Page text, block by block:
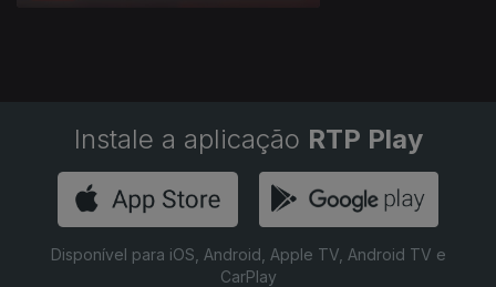
Instale a aplicação RTP Play
Disponível para iOS, Android, Apple TV, Android TV e
CarPlay